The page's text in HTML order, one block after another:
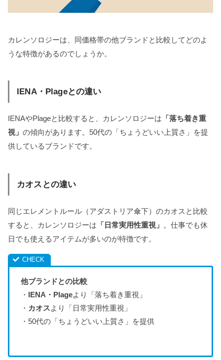
カレンソロジーは、同価格帯の他ブランドと比較してどのよ
うな特徴があるのでしょうか。
IENA・Plageとの違い
IENAやPlageと比較すると、カレンソロジーは 「落ち着き重
視」 の傾向があります。50代の「ちょうどいい上質さ」を提
供しているブランドです。
カオスとの違い
同じエレメントルール（アダストリア傘下）のカオスと比較
すると、カレンソロジーは 「日常実用性重視」 。仕事でも休
日でも使えるアイテムが多いのが特徴です。
他ブランドとの比較
・ IENA・Plageより「落ち着き重視」
・ カオスより「日常実用性重視」
・50代の「ちょうどいい上質さ」を提供